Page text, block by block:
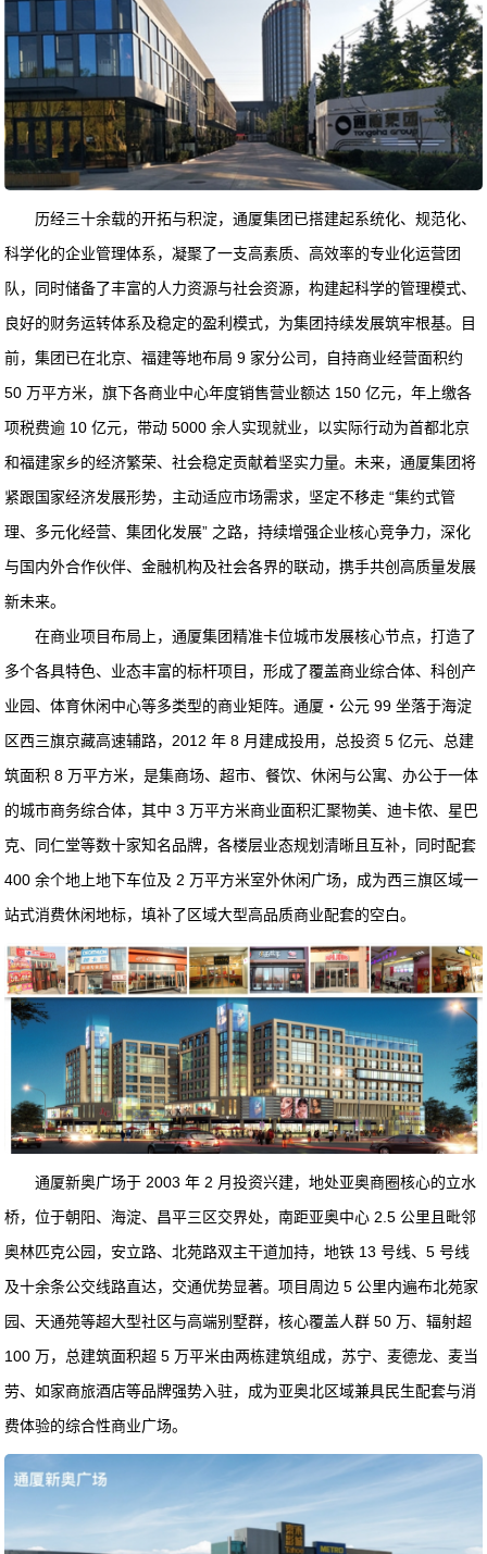
历经三十余载的开拓与积淀，通厦集团已搭建起系统化、规范化、
科学化的企业管理体系，凝聚了一支高素质、高效率的专业化运营团
队，同时储备了丰富的人力资源与社会资源，构建起科学的管理模式、
良好的财务运转体系及稳定的盈利模式，为集团持续发展筑牢根基。目
前，集团已在北京、福建等地布局 9 家分公司，自持商业经营面积约
50 万平方米，旗下各商业中心年度销售营业额达 150 亿元，年上缴各
项税费逾 10 亿元，带动 5000 余人实现就业，以实际行动为首都北京
和福建家乡的经济繁荣、社会稳定贡献着坚实力量。未来，通厦集团将
紧跟国家经济发展形势，主动适应市场需求，坚定不移走 “集约式管
理、多元化经营、集团化发展” 之路，持续增强企业核心竞争力，深化
与国内外合作伙伴、金融机构及社会各界的联动，携手共创高质量发展
新未来。
在商业项目布局上，通厦集团精准卡位城市发展核心节点，打造了
多个各具特色、业态丰富的标杆项目，形成了覆盖商业综合体、科创产
业园、体育休闲中心等多类型的商业矩阵。通厦・公元 99 坐落于海淀
区西三旗京藏高速辅路，2012 年 8 月建成投用，总投资 5 亿元、总建
筑面积 8 万平方米，是集商场、超市、餐饮、休闲与公寓、办公于一体
的城市商务综合体，其中 3 万平方米商业面积汇聚物美、迪卡侬、星巴
克、同仁堂等数十家知名品牌，各楼层业态规划清晰且互补，同时配套
400 余个地上地下车位及 2 万平方米室外休闲广场，成为西三旗区域一
站式消费休闲地标，填补了区域大型高品质商业配套的空白。
通厦新奥广场于 2003 年 2 月投资兴建，地处亚奥商圈核心的立水
桥，位于朝阳、海淀、昌平三区交界处，南距亚奥中心 2.5 公里且毗邻
奥林匹克公园，安立路、北苑路双主干道加持，地铁 13 号线、5 号线
及十余条公交线路直达，交通优势显著。项目周边 5 公里内遍布北苑家
园、天通苑等超大型社区与高端别墅群，核心覆盖人群 50 万、辐射超
100 万，总建筑面积超 5 万平米由两栋建筑组成，苏宁、麦德龙、麦当
劳、如家商旅酒店等品牌强势入驻，成为亚奥北区域兼具民生配套与消
费体验的综合性商业广场。